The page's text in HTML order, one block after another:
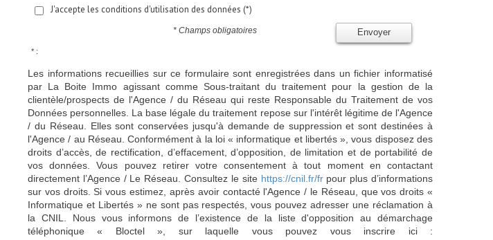
J'accepte les conditions d'utilisation des données (*)
Envoyer
* Champs obligatoires
* :
Les informations recueillies sur ce formulaire sont enregistrées dans un fichier informatisé
par La Boite Immo agissant comme Sous-traitant du traitement pour la gestion de la
clientèle/prospects de l'Agence / du Réseau qui reste Responsable du Traitement de vos
Données personnelles. La base légale du traitement repose sur l'intérêt légitime de l'Agence
/ du Réseau. Elles sont conservées jusqu'à demande de suppression et sont destinées à
l'Agence / au Réseau. Conformément à la loi « informatique et libertés », vous disposez des
droits d’accès, de rectification, d’effacement, d’opposition, de limitation et de portabilité de
vos données. Vous pouvez retirer votre consentement à tout moment en contactant
directement l’Agence / Le Réseau. Consultez le site https://cnil.fr/frpour plus d’informations
sur vos droits. Si vous estimez, après avoir contacté l'Agence / le Réseau, que vos droits «
Informatique et Libertés » ne sont pas respectés, vous pouvez adresser une réclamation à
la CNIL. Nous vous informons de l’existence de la liste d'opposition au démarchage
téléphonique « Bloctel », sur laquelle vous pouvez vous inscrire ici :